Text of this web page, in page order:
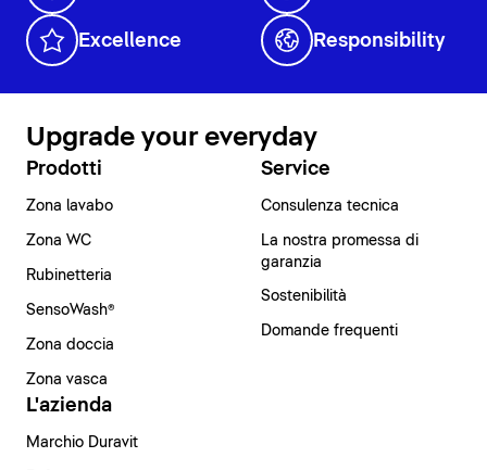
Excellence Responsibility
Upgrade your everyday
Prodotti
Zona lavabo
Zona WC
Rubinetteria
SensoWash®
Zona doccia
Zona vasca
Service
Consulenza tecnica
La nostra promessa di
garanzia
Sostenibilità
Domande frequenti
L'azienda
Marchio Duravit